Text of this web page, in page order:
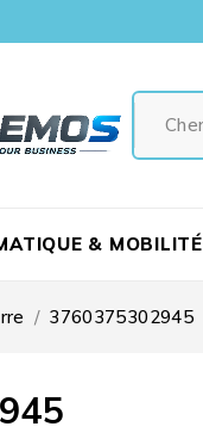
& MOBILITÉ
/ 3760375302945